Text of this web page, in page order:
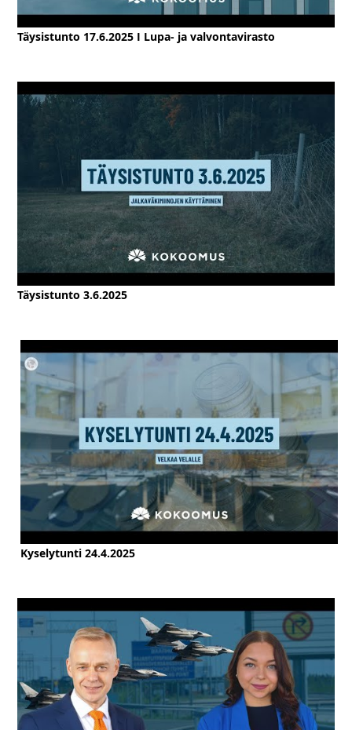
Täysistunto 17.6.2025 I Lupa- ja valvontavirasto
Täysistunto 3.6.2025
Kyselytunti 24.4.2025